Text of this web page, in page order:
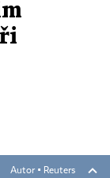
Autor ▪ Reuters